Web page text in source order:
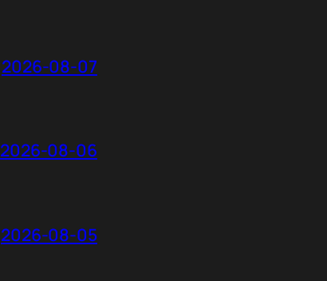
2026-08-07
2026-08-06
2026-08-05